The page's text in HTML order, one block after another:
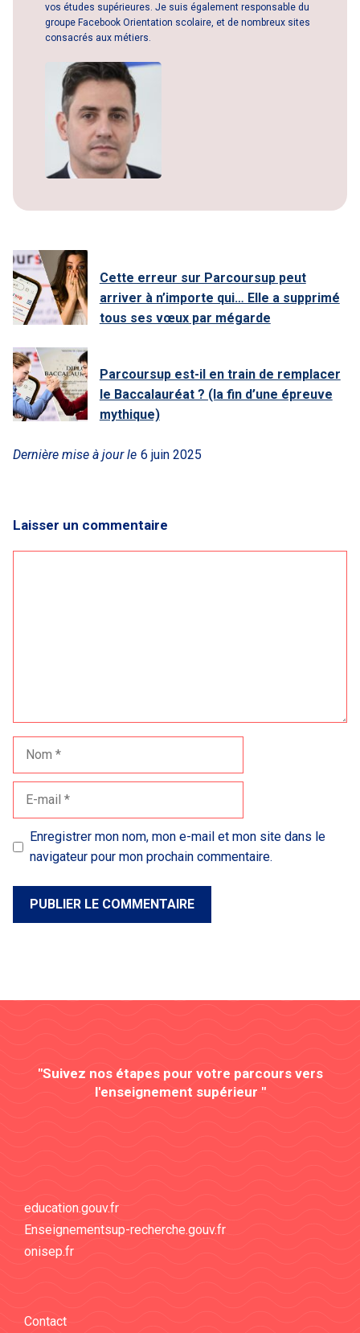
vos études supérieures. Je suis également responsable du
groupe Facebook Orientation scolaire, et de nombreux sites
consacrés aux métiers.
Cette erreur sur Parcoursup peut
arriver à n’importe qui… Elle a supprimé
tous ses vœux par mégarde
Parcoursup est-il en train de remplacer
le Baccalauréat ? (la fin d’une épreuve
mythique)
Dernière mise à jour le 6 juin 2025
Laisser un commentaire
Nom
Enregistrer mon nom, mon e-mail et mon site dans le
navigateur pour mon prochain commentaire.
"Suivez nos étapes pour votre parcours vers
l'enseignement supérieur "
education.gouv.fr
Enseignementsup-recherche.gouv.fr
onisep.fr
Contact